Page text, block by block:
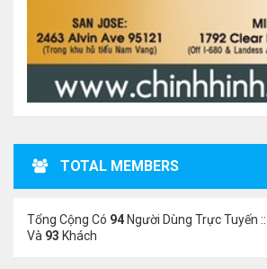
TOTAL MEMBERS
Tổng Cộng Có 94 Người Dùng Trực Tuyến
Và 93 Khách